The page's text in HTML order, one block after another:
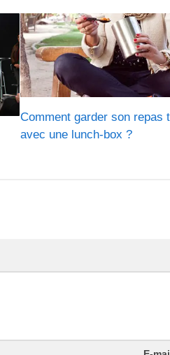
Comment garder son repas
avec une lunch-box ?